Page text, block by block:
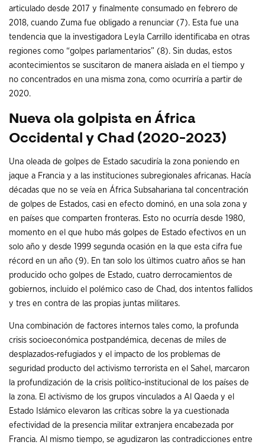
articulado desde 2017 y finalmente consumado en febrero de
2018, cuando Zuma fue obligado a renunciar (7). Esta fue una
tendencia que la investigadora Leyla Carrillo identificaba en otras
regiones como “golpes parlamentarios” (8). Sin dudas, estos
acontecimientos se suscitaron de manera aislada en el tiempo y
no concentrados en una misma zona, como ocurriría a partir de
2020.
Nueva ola golpista en África
Occidental y Chad (2020-2023)
Una oleada de golpes de Estado sacudiría la zona poniendo en
jaque a Francia y a las instituciones subregionales africanas. Hacía
décadas que no se veía en África Subsahariana tal concentración
de golpes de Estados, casi en efecto dominó, en una sola zona y
en países que comparten fronteras. Esto no ocurría desde 1980,
momento en el que hubo más golpes de Estado efectivos en un
solo año y desde 1999 segunda ocasión en la que esta cifra fue
récord en un año (9). En tan solo los últimos cuatro años se han
producido ocho golpes de Estado, cuatro derrocamientos de
gobiernos, incluido el polémico caso de Chad, dos intentos fallidos
y tres en contra de las propias juntas militares.
Una combinación de factores internos tales como, la profunda
crisis socioeconómica postpandémica, decenas de miles de
desplazados-refugiados y el impacto de los problemas de
seguridad producto del activismo terrorista en el Sahel, marcaron
la profundización de la crisis político-institucional de los países de
la zona. El activismo de los grupos vinculados a Al Qaeda y el
Estado Islámico elevaron las críticas sobre la ya cuestionada
efectividad de la presencia militar extranjera encabezada por
Francia. Al mismo tiempo, se agudizaron las contradicciones entre